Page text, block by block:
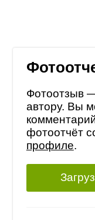
Фотоотзыв
автору. Вы
фотоотчёт
профиле.